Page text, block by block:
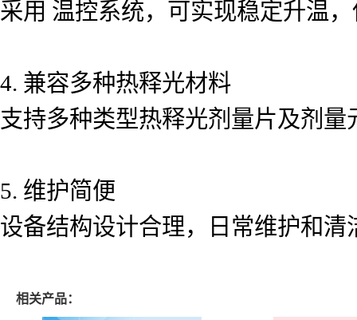
采用 温控系统，可实现稳定升温
4. 兼容多种热释光材料
支持多种类型热释光剂量片及剂
5. 维护简便
设备结构设计合理，日常维护和
相关产品：